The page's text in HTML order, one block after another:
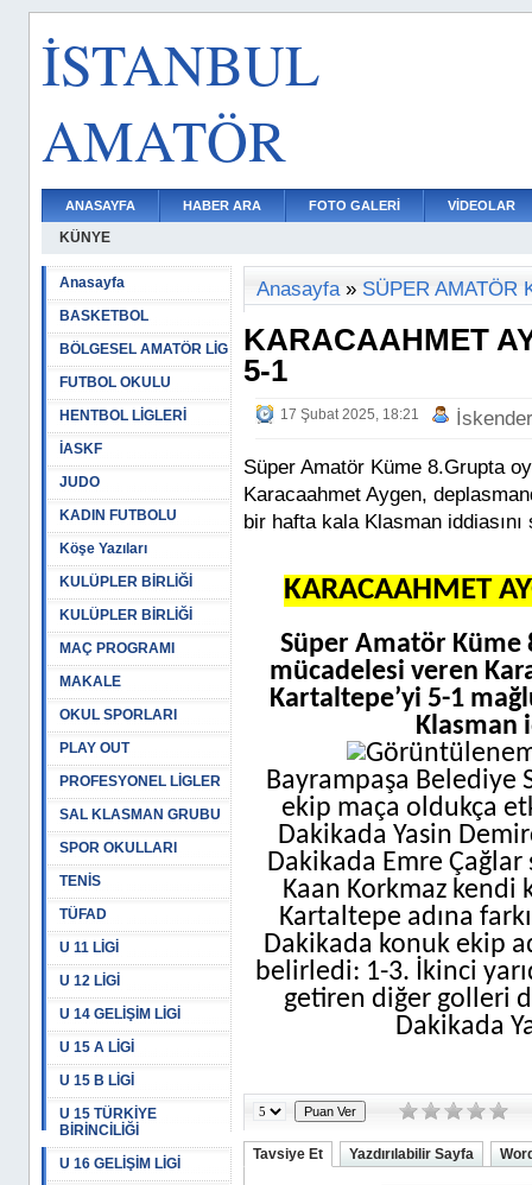
İSTANBUL
AMATÖR
ANASAYFA HABER ARA FOTO GALERİ VİDEOLAR
KÜNYE
Anasayfa
BASKETBOL
BÖLGESEL AMATÖR LİG
FUTBOL OKULU
HENTBOL LİGLERİ
İASKF
JUDO
KADIN FUTBOLU
Köşe Yazıları
KULÜPLER BİRLİĞİ
KULÜPLER BİRLİĞİ
MAÇ PROGRAMI
MAKALE
OKUL SPORLARI
PLAY OUT
PROFESYONEL LİGLER
SAL KLASMAN GRUBU
SPOR OKULLARI
TENİS
TÜFAD
U 11 LİGİ
U 12 LİGİ
U 14 GELİŞİM LİGİ
U 15 A LİGİ
U 15 B LİGİ
U 15 TÜRKİYE
BİRİNCİLİĞİ
U 16 GELİŞİM LİGİ
Anasayfa» SÜPER AMATÖR
KARACAAHMET
5-1
17 Şubat 2025, 18:21
Süper Amatör Küme 8.Grupta
Karacaahmet Aygen,
bir hafta kala Klasman iddiasını
KARACAAHMET
Süper Amatör Küme
mücadelesi veren
Kartaltepe’yi 5-1
Klasman
Bayrampaşa Belediye
ekip maça oldukça
Dakikada Yasin
Dakikada Emre
Kaan Korkmaz kendi
Kartaltepe adına
Dakikada konuk ekip
belirledi: 1-3. İkinci
getiren diğer golleri
Dakikada
Tavsiye Et Yazdırılabilir Sayfa